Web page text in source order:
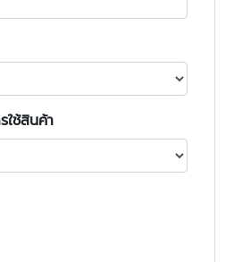
ใช้สินค้า